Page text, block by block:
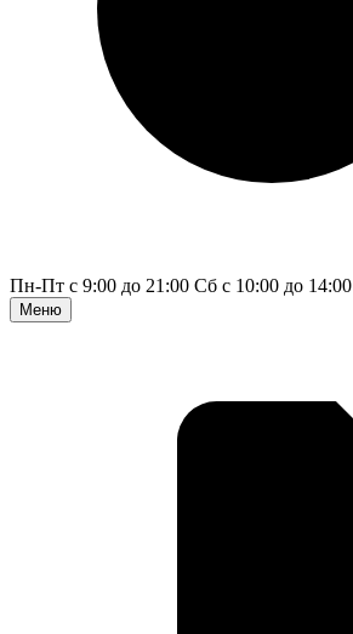
Пн-Пт с 9:00 до 21:00 Сб с 10:00 до 14:00
Меню